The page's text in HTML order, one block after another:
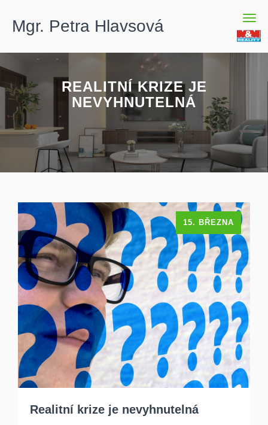
Mgr. Petra Hlavsová
REALITNÍ KRIZE JE
NEVYHNUTELNÁ
Realitní krize je nevyhnutelná
15. BŘEZNA